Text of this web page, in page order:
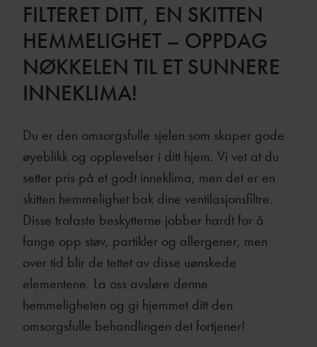
FILTERET DITT, EN SKITTEN
HEMMELIGHET – OPPDAG
NØKKELEN TIL ET SUNNERE
INNEKLIMA!
Du er den omsorgsfulle sjelen som skaper gode
øyeblikk og opplevelser i ditt hjem. Vi vet at du
setter pris på et godt inneklima, men det er en
skitten hemmelighet bak dine ventilasjonsfiltre.
Disse trofaste beskytterne jobber hardt for å
fange opp støv, partikler og allergener, men
over tid blir de tettet av disse uønskede
elementene. La oss avsløre denne
hemmeligheten og gi hjemmet ditt den
omsorgsfulle behandlingen det fortjener!